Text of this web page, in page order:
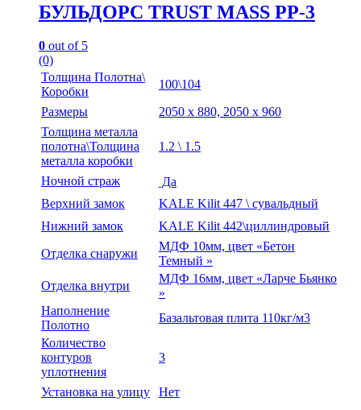
БУЛЬДОРС TRUST MASS PP-3
0 out of 5
(0)
Толщина Полотна\
Коробки
100\104
Размеры
2050 х 880, 2050 х 960
Толщина металла
полотна\Толщина
металла коробки
1.2 \ 1.5
Ночной страж
Да
Верхний замок
KALE Kilit 447 \ сувальдный
Нижний замок
KALE Kilit 442\циллиндровый
Отделка снаружи
МДФ 10мм, цвет «Бетон
Темный »
Отделка внутри
МДФ 16мм, цвет «Ларче Бьянко
»
Наполнение
Полотно
Базальтовая плита 110кг/м3
Количество
контуров
уплотнения
3
Установка на улицу Нет